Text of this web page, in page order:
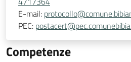
E-mail:
PEC:
Competenze